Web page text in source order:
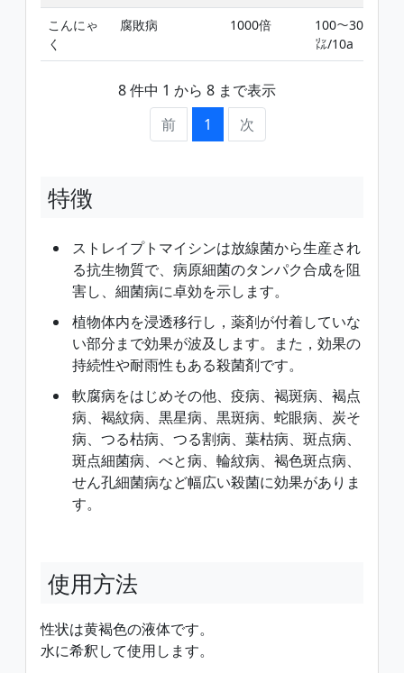
こんにゃ
く
腐敗病 1000倍
100〜300
㍑/10a
8 件中 1 から 8 まで表示
前
1 次
特徴
ストレイプトマイシンは放線菌から生産され
る抗生物質で、病原細菌のタンパク合成を阻
害し、細菌病に卓効を示します。
植物体内を浸透移行し，薬剤が付着していな
い部分まで効果が波及します。また，効果の
持続性や耐雨性もある殺菌剤です。
軟腐病をはじめその他、疫病、褐斑病、褐点
病、褐紋病、黒星病、黒斑病、蛇眼病、炭そ
病、つる枯病、つる割病、葉枯病、斑点病、
斑点細菌病、べと病、輪紋病、褐色斑点病、
せん孔細菌病など幅広い殺菌に効果がありま
す。
使用方法
性状は黄褐色の液体です。
水に希釈して使用します。